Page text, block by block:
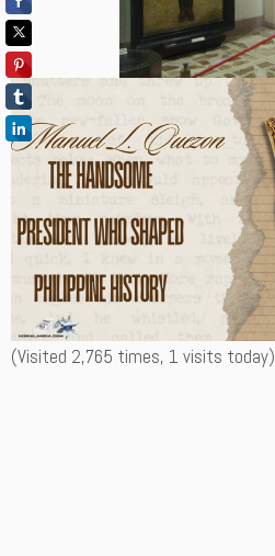
(Visited 2,765 times, 1 visits today)